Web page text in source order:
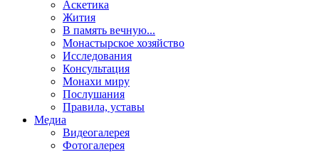
Аскетика
Жития
В память вечную...
Монастырское хозяйство
Исследования
Консультация
Монахи миру
Послушания
Правила, уставы
Медиа
Видеогалерея
Фотогалерея